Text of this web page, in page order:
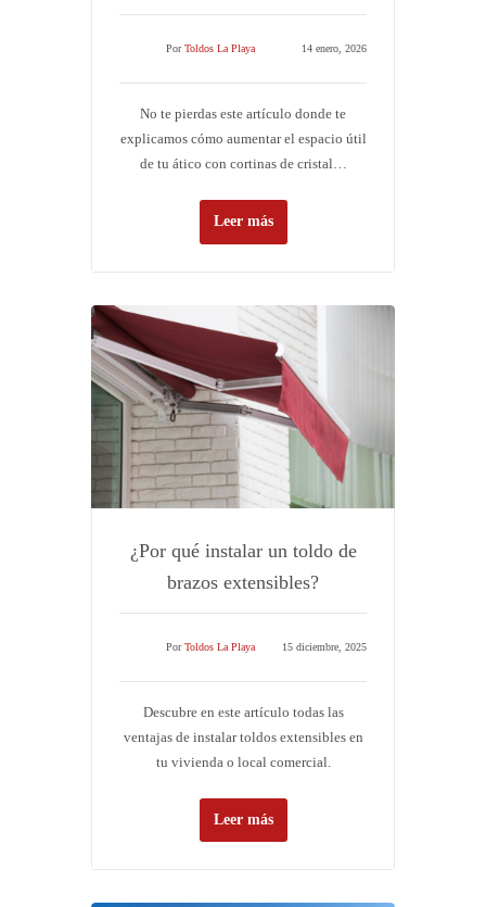
PorToldos La Playa 14 enero, 2026
No te pierdas este artículo donde te
explicamos cómo aumentar el espacio útil
de tu ático con cortinas de cristal…
Leer más
¿Por qué instalar un toldo de
brazos extensibles?
PorToldos La Playa 15 diciembre, 2025
Descubre en este artículo todas las
ventajas de instalar toldos extensibles en
tu vivienda o local comercial.
Leer más